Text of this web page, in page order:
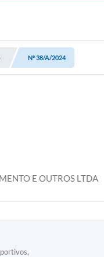
Nº 38/A/2024
E OUTROS LTDA